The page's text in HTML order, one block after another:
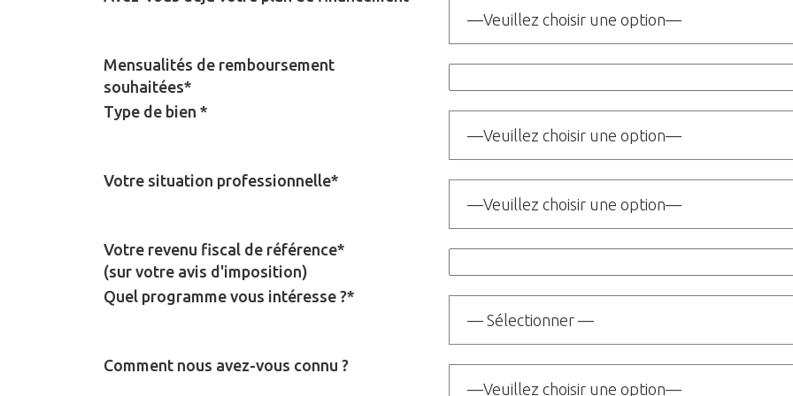
Mensualités de remboursement
souhaitées*
Type de bien *
Votre situation professionnelle*
Votre revenu fiscal de référence*
(sur votre avis d'imposition)
Quel programme vous intéresse ?*
Comment nous avez-vous connu ?